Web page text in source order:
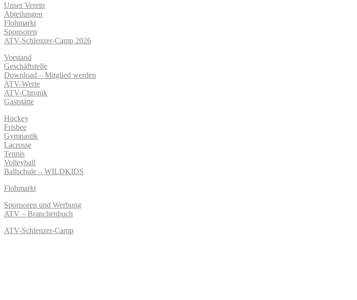
Unser Verein
Abteilungen
Flohmarkt
Sponsoren
ATV-Schlenzer-Camp 2026
Vorstand
Geschäftstelle
Download – Mitglied werden
ATV-Werte
ATV-Chronik
Gaststätte
Hockey
Frisbee
Gymnastik
Lacrosse
Tennis
Volleyball
Ballschule – WILDKIDS
Flohmarkt
Sponsoren und Werbung
ATV – Branchenbuch
ATV-Schlenzer-Camp